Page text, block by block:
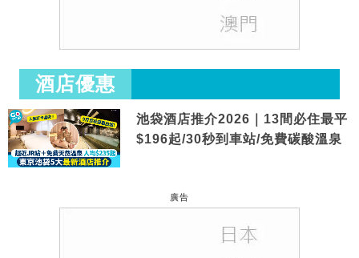
酒店優惠
池袋酒店推介2026｜13間必住最平
$196起/30秒到車站/免費碳酸溫泉
廣告